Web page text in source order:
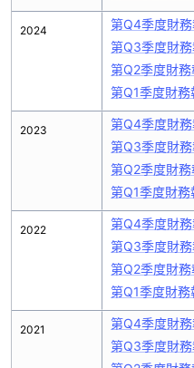
2024
2023
2022
2021
第Q4季度財
第Q3季度財
第Q2季度財
第Q1季度財務
第Q4季度財
第Q3季度財
第Q2季度財
第Q1季度財務
第Q4季度財
第Q3季度財
第Q2季度財
第Q1季度財務
第Q4季度財
第Q3季度財